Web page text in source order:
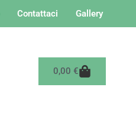
Contattaci Gallery
0,00 €Carrello